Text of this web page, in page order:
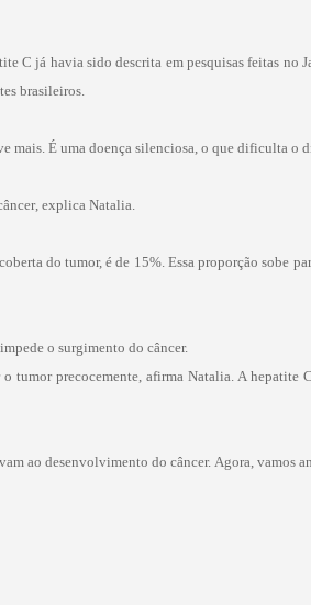
C já havia sido descrita em pesquisas feitas no
brasileiros.
mais. É uma doença silenciosa, o que dificulta o
explica Natalia.
do tumor, é de 15%. Essa proporção sobe
o surgimento do câncer.
precocemente, afirma Natalia. A
ao desenvolvimento do câncer. Agora, vamos